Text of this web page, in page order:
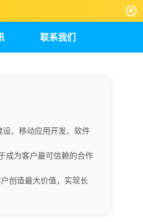
×
联系我们
、移动应用开发、软件
成为客户最可信赖的合作
创造最大价值，实现长